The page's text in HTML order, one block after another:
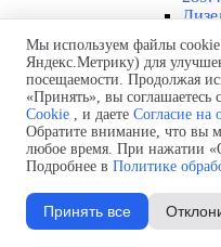
Мы используем файлы
Яндекс.Метрику) для
посещаемости. Продолжая
«Принять», вы соглашаетесь с
Cookie , и даете Согласие на
Обратите внимание, что вы
любое время. При нажатии
Подробнее в Политике
Принять все